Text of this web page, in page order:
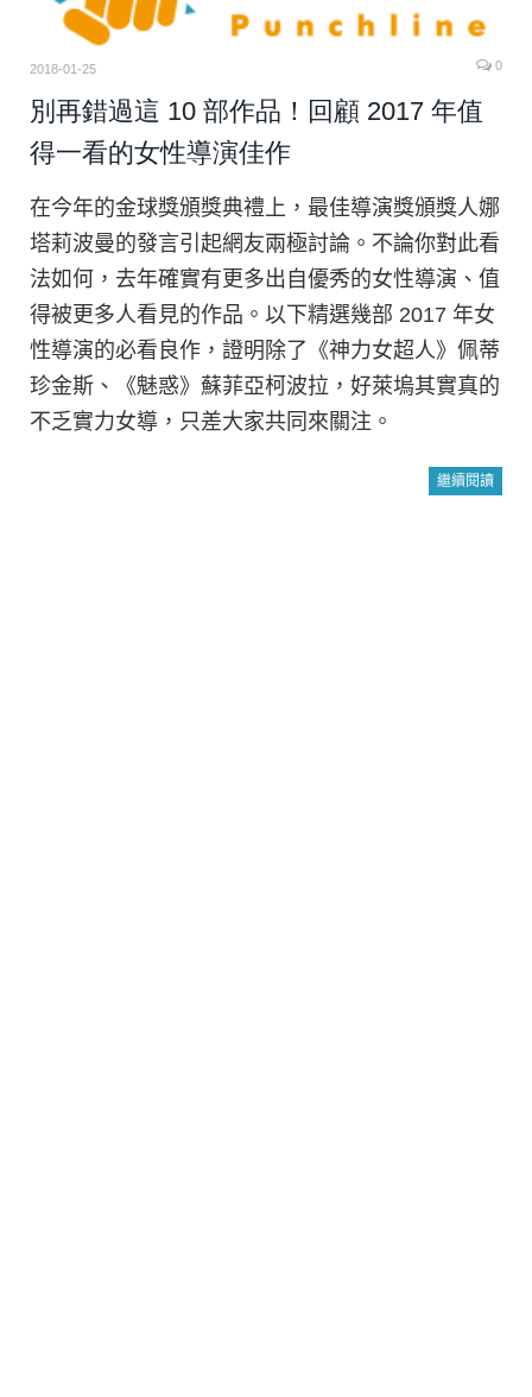
2018-01-25 0
別再錯過這 10 部作品！回顧 2017 年值
得一看的女性導演佳作
在今年的金球獎頒獎典禮上，最佳導演獎頒獎人娜
塔莉波曼的發言引起網友兩極討論。不論你對此看
法如何，去年確實有更多出自優秀的女性導演、值
得被更多人看見的作品。以下精選幾部 2017 年女
性導演的必看良作，證明除了《神力女超人》佩蒂
珍金斯、《魅惑》蘇菲亞柯波拉，好萊塢其實真的
不乏實力女導，只差大家共同來關注。
繼續閱讀